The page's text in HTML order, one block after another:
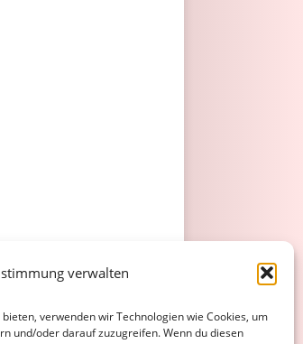
verwalten
verwenden wir Technologien wie Cookies, um
und/oder darauf zuzugreifen. Wenn du diesen